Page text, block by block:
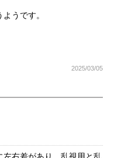
うです。
2025/03/05